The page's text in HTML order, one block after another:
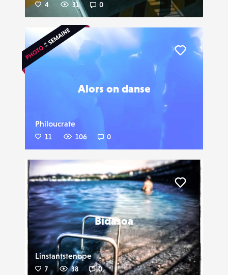
4 31 0
Alors on danse
Philoucrate
11 106 0
Liker
Bidasoa
Linstantstenope
7 38 0
Liker